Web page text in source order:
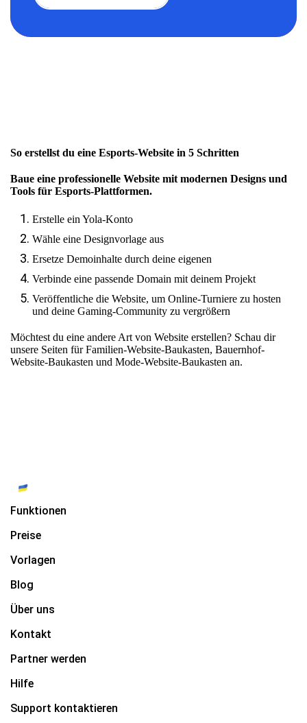
So erstellst du eine Esports-Website in 5 Schritten
Baue eine professionelle Website mit modernen Designs und
Tools für Esports-Plattformen.
Erstelle ein Yola-Konto
Wähle eine Designvorlage aus
Ersetze Demoinhalte durch deine eigenen
Verbinde eine passende Domain mit deinem Projekt
Veröffentliche die Website, um Online-Turniere zu hosten
und deine Gaming-Community zu vergrößern
Möchtest du eine andere Art von Website erstellen? Schau dir
unsere Seiten fürFamilien-Website-Baukasten, Bauernhof-
Website-Baukasten und Mode-Website-Baukasten an.
Funktionen
Preise
Vorlagen
Blog
Über uns
Kontakt
Partner werden
Hilfe
Support kontaktieren